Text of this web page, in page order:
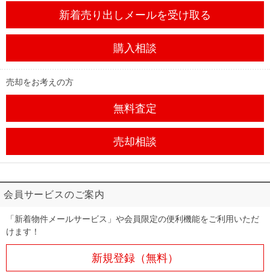
新着売り出しメールを受け取る
購入相談
売却をお考えの方
無料査定
売却相談
会員サービスのご案内
「新着物件メールサービス」や会員限定の便利機能をご利用いただ
けます！
新規登録（無料）